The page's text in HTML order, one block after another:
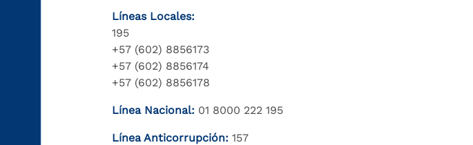
Líneas Locales:
195
+57 (602) 8856173
+57 (602) 8856174
+57 (602) 8856178
Línea Nacional: 01 8000 222 195
Línea Anticorrupción: 157